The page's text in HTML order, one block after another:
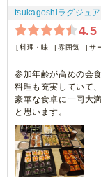
tsukagoshiラグジュ
4.5
料理・味 - 雰囲気 - サ
参加年齢が高めの会
料理も充実していて
豪華な食卓に一同大
と思います。